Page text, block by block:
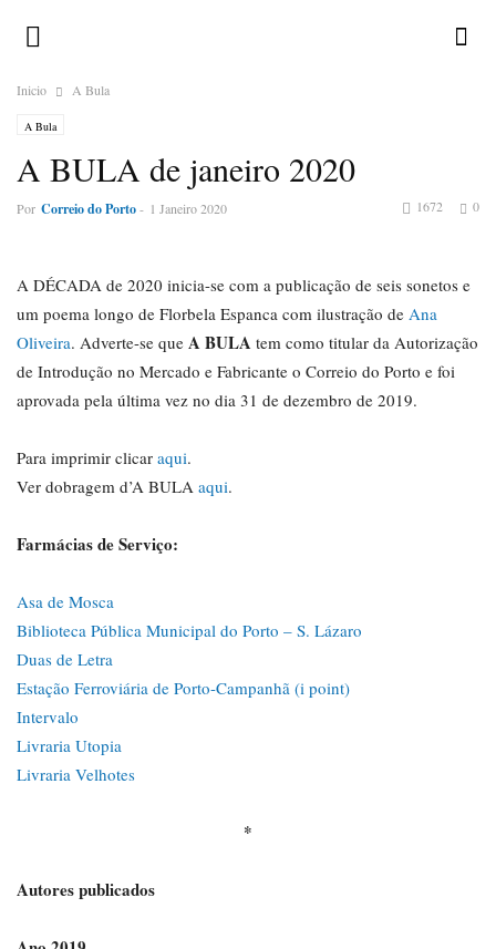
Inicio A Bula
A Bula
A BULA de janeiro 2020
Por Correio do Porto- 1 Janeiro 2020 0
1672
A DÉCADA de 2020 inicia-se com a publicação de seis sonetos e
um poema longo de Florbela Espanca com ilustração de Ana
Oliveira. Adverte-se que A BULA tem como titular da Autorização
de Introdução no Mercado e Fabricante o Correio do Porto e foi
aprovada pela última vez no dia 31 de dezembro de 2019.
Para imprimir clicar aqui.
Ver dobragem d’A BULA aqui.
Farmácias de Serviço:
Asa de Mosca
Biblioteca Pública Municipal do Porto – S. Lázaro
Duas de Letra
Estação Ferroviária de Porto-Campanhã (i point)
Intervalo
Livraria Utopia
Livraria Velhotes
*
Autores publicados